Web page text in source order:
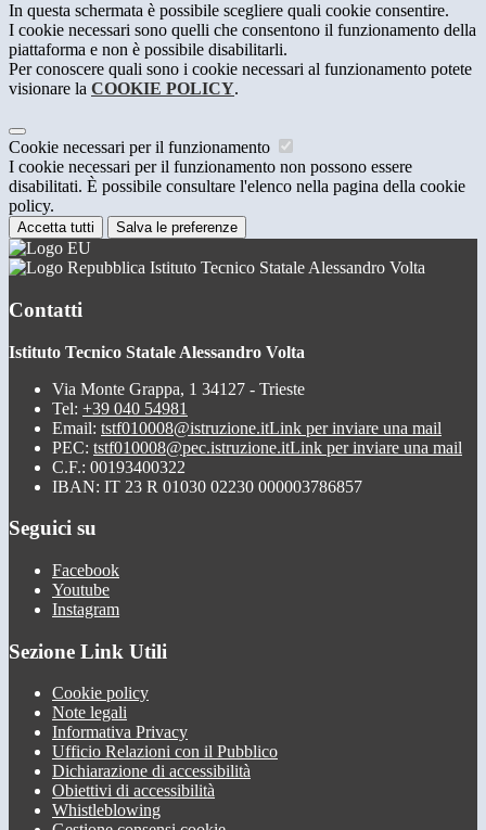
In questa schermata è possibile scegliere quali cookie consentire.
I cookie necessari sono quelli che consentono il funzionamento della
piattaforma e non è possibile disabilitarli.
Per conoscere quali sono i cookie necessari al funzionamento potete
visionare la COOKIE POLICY.
Cookie necessari per il funzionamento
I cookie necessari per il funzionamento non possono essere
disabilitati. È possibile consultare l'elenco nella pagina della cookie
policy.
Accetta tutti Salva le preferenze
Istituto Tecnico Statale Alessandro Volta
Contatti
Istituto Tecnico Statale Alessandro Volta
Via Monte Grappa, 1 34127 - Trieste
Tel: +39 040 54981
Email: tstf010008@istruzione.itLink per inviare una mail
PEC: tstf010008@pec.istruzione.itLink per inviare una mail
C.F.: 00193400322
IBAN: IT 23 R 01030 02230 000003786857
Seguici su
Facebook
Youtube
Instagram
Sezione Link Utili
Cookie policy
Note legali
Informativa Privacy
Ufficio Relazioni con il Pubblico
Dichiarazione di accessibilità
Obiettivi di accessibilità
Whistleblowing